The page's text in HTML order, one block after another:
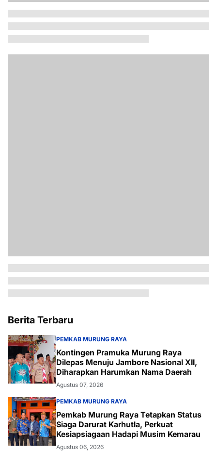
Berita Terbaru
PEMKAB MURUNG RAYA
Kontingen Pramuka Murung Raya
Dilepas Menuju Jambore Nasional XII,
Diharapkan Harumkan Nama Daerah
Agustus 07, 2026
PEMKAB MURUNG RAYA
Pemkab Murung Raya Tetapkan Status
Siaga Darurat Karhutla, Perkuat
Kesiapsiagaan Hadapi Musim Kemarau
Agustus 06, 2026